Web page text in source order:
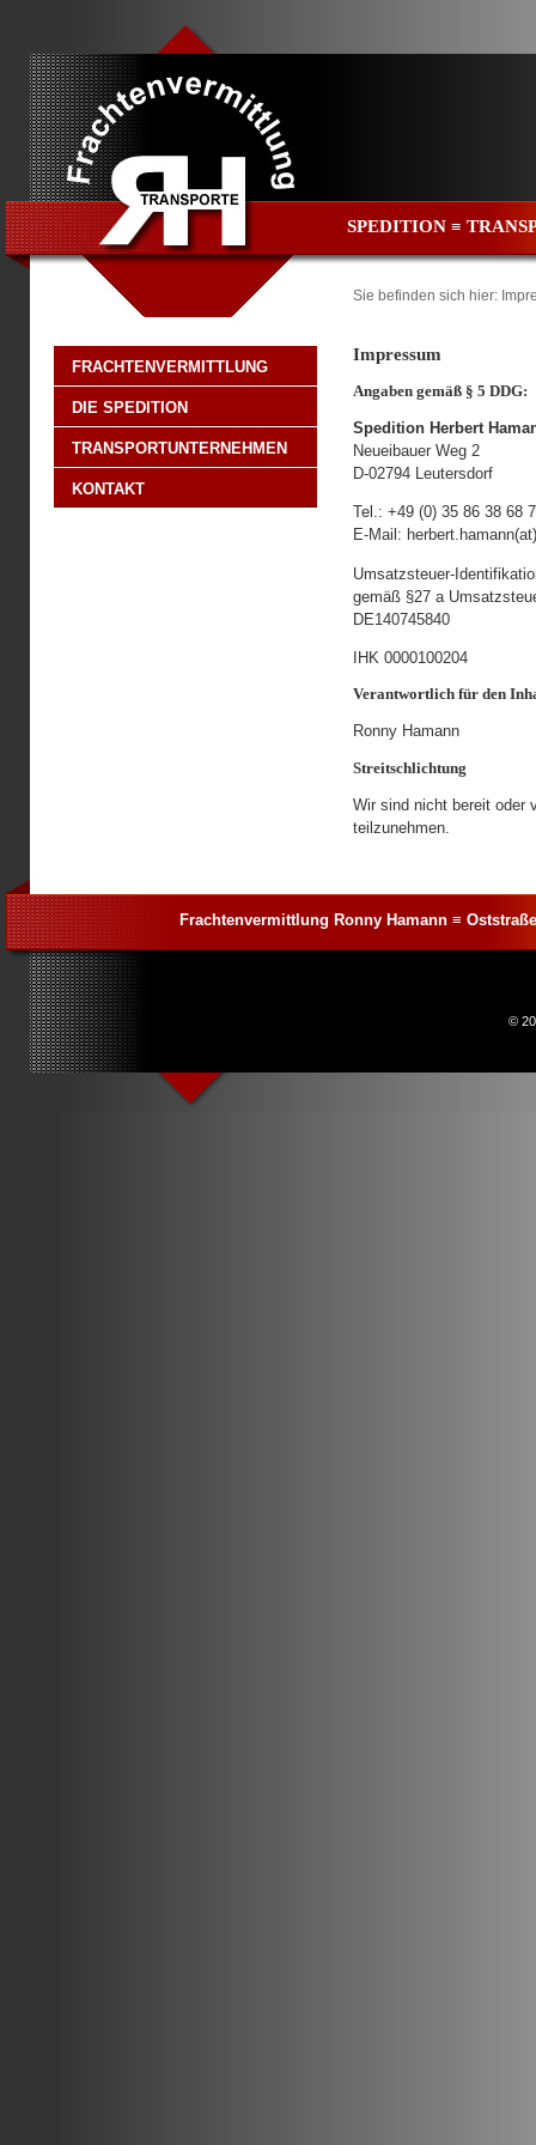
SPEDITION ≡
Sie befinden sich hier:
FRACHTENVERMITTLUNG
DIE SPEDITION
TRANSPORTUNTERNEHMEN
KONTAKT
Impressum
Angaben gemäß § 5 DDG:
Spedition Herbert
Neueibauer Weg 2
D-02794 Leutersdorf
Tel.: +49 (0) 35 86 38 68
E-Mail:
Umsatzsteuer-
gemäß §27 a
DE140745840
IHK 0000100204
Verantwortlich für den
Ronny Hamann
Streitschlichtung
Wir sind nicht bereit oder
teilzunehmen.
Frachtenvermittlung Ronny Hamann ≡
©